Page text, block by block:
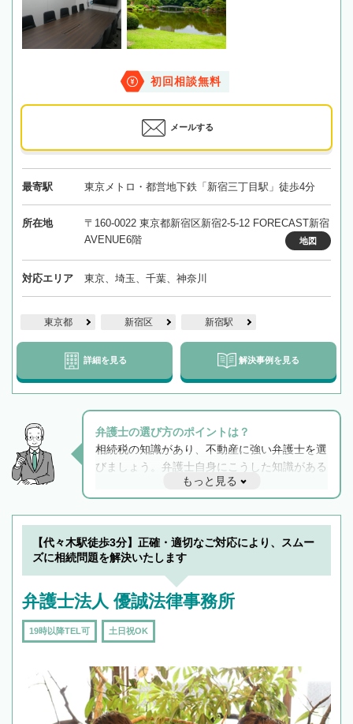
初回相談無料
メールする
最寄駅 東京メトロ・都営地下鉄「新宿三丁目駅」徒歩4分
所在地
〒160-0022 東京都新宿区新宿2-5-12 FORECAST新宿
AVENUE6階
地図
対応エリア 東京、埼玉、千葉、神奈川
東京都 新宿区 新宿駅
詳細を見る 解決事例を見る
弁護士の選び方のポイントは？
相続税の知識があり、不動産に強い弁護士を選
びましょう。弁護士自身にこうした知識がある
と他士業との連携もスムーズに進み、トラブル
解決のみならず相続をトータルで任せることが
できます。また、相続は感情がからむ分野なの
でフィーリングも重要です。実際に電話や面談
で複数の弁護士と会話をしてウマが合う方に依
もっと見る
【代々木駅徒歩3分】正確・適切なご対応により、スムー
ズに相続問題を解決いたします
弁護士法人 優誠法律事務所
19時以降TEL可 土日祝OK